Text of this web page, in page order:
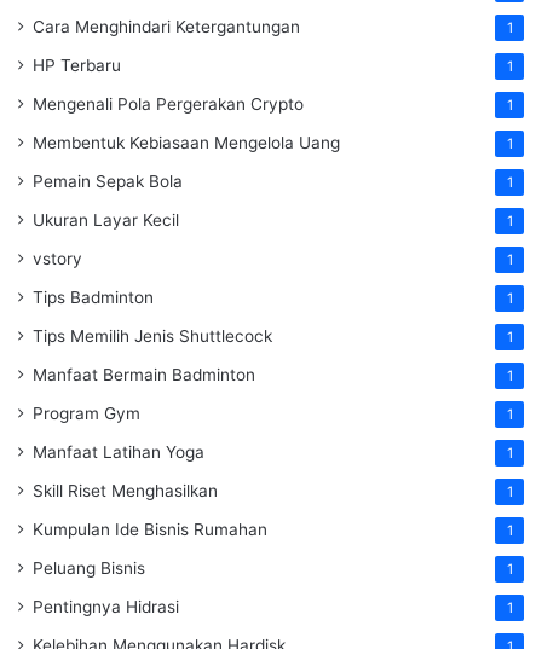
Cara Menghindari Ketergantungan 1
HP Terbaru 1
Mengenali Pola Pergerakan Crypto 1
Membentuk Kebiasaan Mengelola Uang 1
Pemain Sepak Bola 1
Ukuran Layar Kecil 1
vstory 1
Tips Badminton 1
Tips Memilih Jenis Shuttlecock 1
Manfaat Bermain Badminton 1
Program Gym 1
Manfaat Latihan Yoga 1
Skill Riset Menghasilkan 1
Kumpulan Ide Bisnis Rumahan 1
Peluang Bisnis 1
Pentingnya Hidrasi 1